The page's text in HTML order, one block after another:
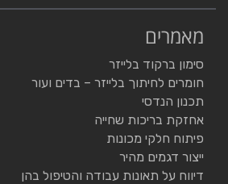
מאמרים
סימון ברקוד בלייזר
חומרים לחיתוך בלייזר – בדים ועור
תכנון הנדסי
אחזקת בריכות שחייה
פיתוח חלקי מכונות
ייצור דגמים מהיר
דיווח על תאונות עבודה והטיפול בהן